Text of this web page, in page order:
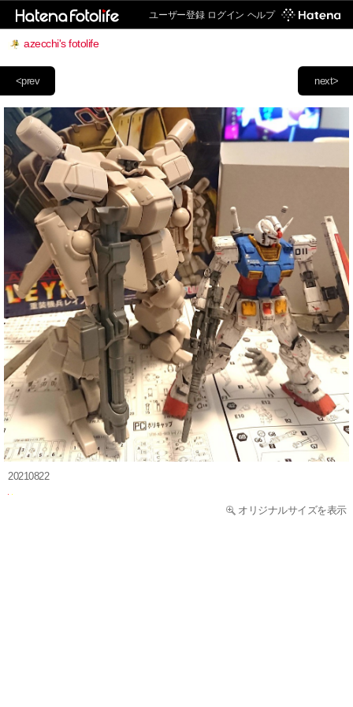
ユーザー登録 ログイン ヘルプ
azecchi's fotolife
next>
<prev
20210822
オリジナルサイズを表示